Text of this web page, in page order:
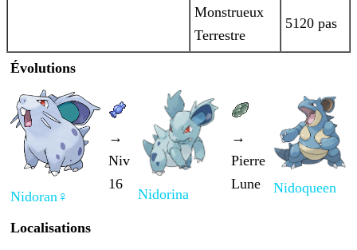
Monstrueux
Terrestre
5120 pas
Évolutions
Nidoran♀
→
Niv
16
Nidorina
→
Pierre
Lune
Nidoqueen
Localisations